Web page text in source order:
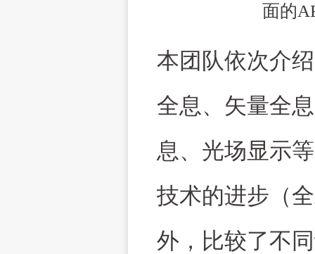
面的
本团队依次介
全息、矢量全
息、光场显示
技术的进步（
外，比较了不